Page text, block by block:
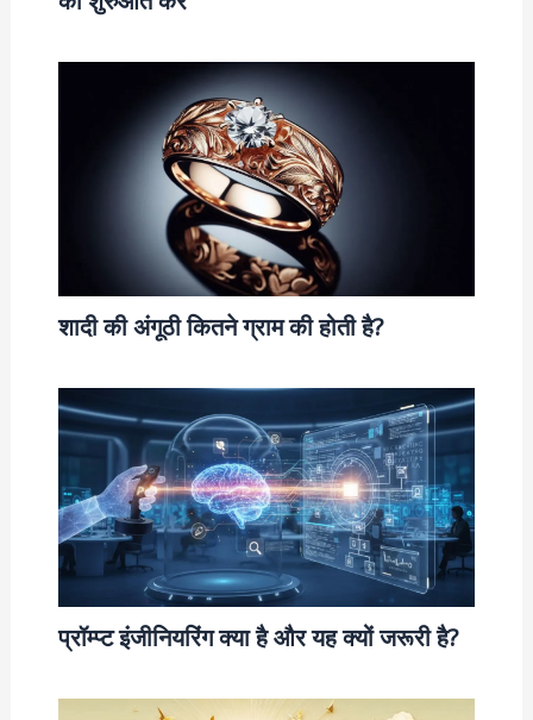
शादी की अंगूठी कितने ग्राम की होती है?
प्रॉम्प्ट इंजीनियरिंग क्या है और यह क्यों जरूरी है?